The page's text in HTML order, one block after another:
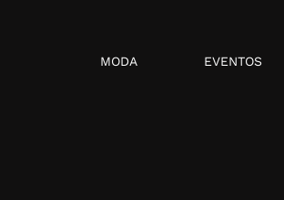
MODA EVENTOS